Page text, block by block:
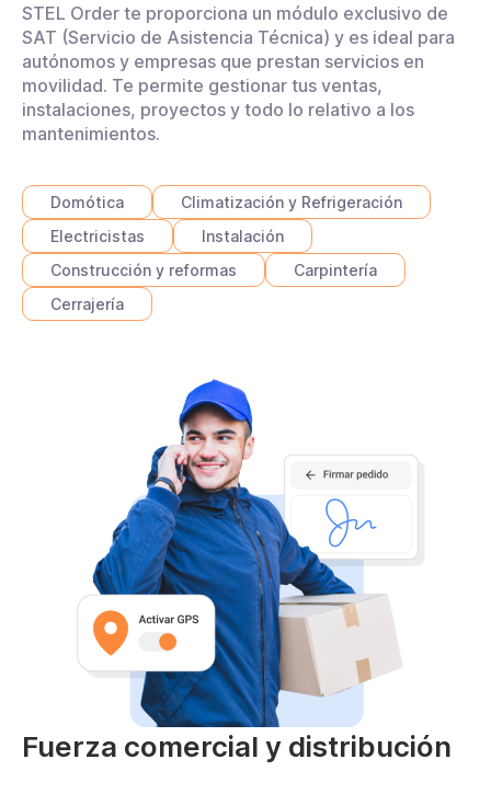
STEL Order te proporciona un módulo exclusivo de
SAT (Servicio de Asistencia Técnica) y es ideal para
autónomos y empresas que prestan servicios en
movilidad. Te permite gestionar tus ventas,
instalaciones, proyectos y todo lo relativo a los
mantenimientos.
Domótica
Climatización y Refrigeración
Electricistas
Instalación
Construcción y reformas
Carpintería
Cerrajería
Fuerza comercial y distribución